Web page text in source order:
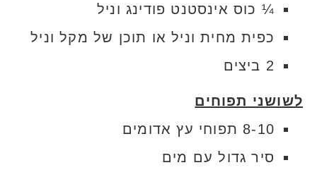
¼ כוס אינסטנט פודינג וניל
כפית מחית וניל או תוכן של מקל וניל
2 ביצים
לשושני תפוחים
8-10 תפוחי עץ אדומים
סיר גדול עם מים